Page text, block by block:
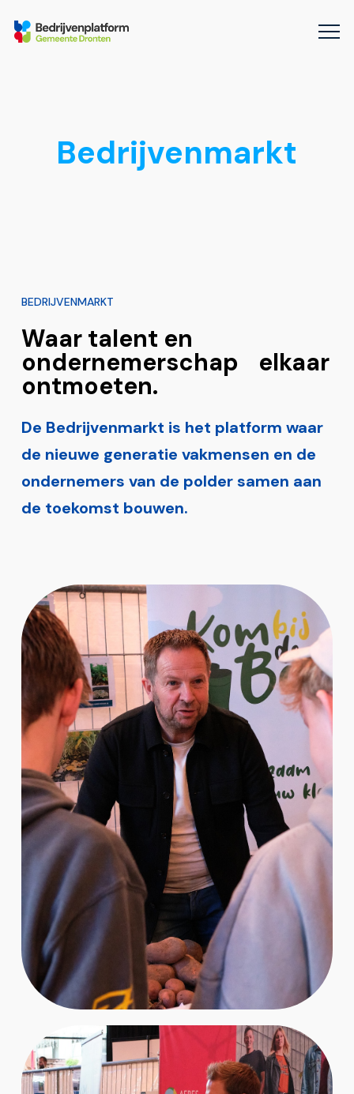
Bedrijvenmarkt
BEDRIJVENMARKT
Waar talent en
ondernemerschap elkaar
ontmoeten.
De Bedrijvenmarkt is het platform waar
de nieuwe generatie vakmensen en de
ondernemers van de polder samen aan
de toekomst bouwen.